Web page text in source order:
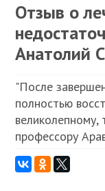
Отзыв о
Анатолий
"После
полностью
великолепному,
профессору